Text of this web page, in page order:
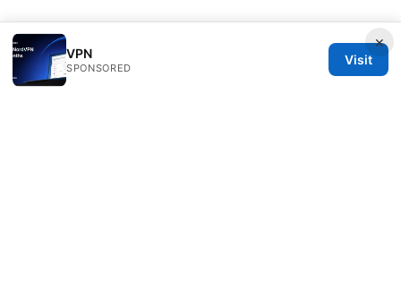
×
VPN
SPONSORED
Visit